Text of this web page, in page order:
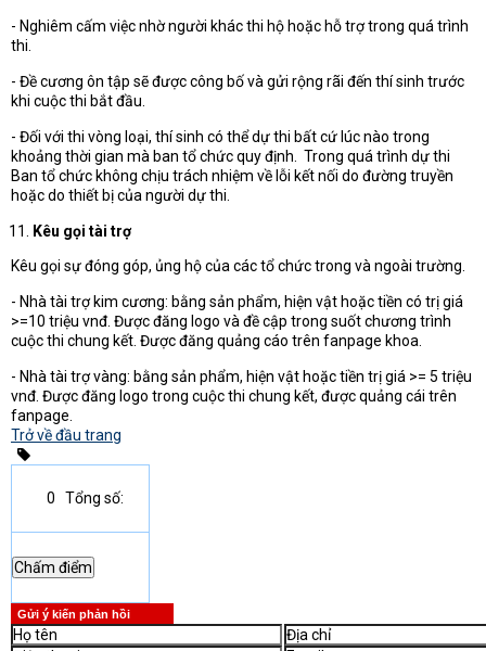
- Nghiêm cấm việc nhờ người khác thi hộ hoặc hỗ trợ trong quá trình
thi.
- Đề cương ôn tập sẽ được công bố và gửi rộng rãi đến thí sinh trước
khi cuộc thi bắt đầu.
- Đối với thi vòng loại, thí sinh có thể dự thi bất cứ lúc nào trong
khoảng thời gian mà ban tổ chức quy định. Trong quá trình dự thi
Ban tổ chức không chịu trách nhiệm về lỗi kết nối do đường truyền
hoặc do thiết bị của người dự thi.
Kêu gọi tài trợ
Kêu gọi sự đóng góp, ủng hộ của các tổ chức trong và ngoài trường.
- Nhà tài trợ kim cương: bằng sản phẩm, hiện vật hoặc tiền có trị giá
>=10 triệu vnđ. Được đăng logo và đề cập trong suốt chương trình
cuộc thi chung kết. Được đăng quảng cáo trên fanpage khoa.
- Nhà tài trợ vàng: bằng sản phẩm, hiện vật hoặc tiền trị giá >= 5 triệu
vnđ. Được đăng logo trong cuộc thi chung kết, được quảng cái trên
fanpage.
Trở về đầu trang
0 Tổng số:
Gửi ý kiến phản hồi